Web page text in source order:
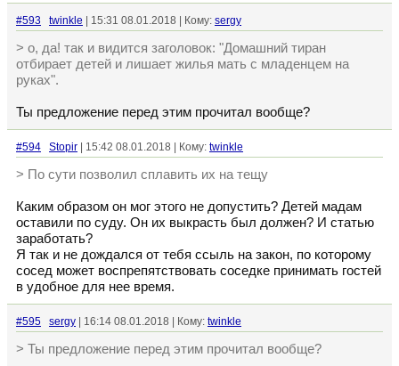
#593 twinkle | 15:31 08.01.2018 | Кому: sergy
> о, да! так и видится заголовок: "Домашний тиран
отбирает детей и лишает жилья мать с младенцем на
руках".
Ты предложение перед этим прочитал вообще?
#594 Stopir | 15:42 08.01.2018 | Кому: twinkle
> По сути позволил сплавить их на тещу
Каким образом он мог этого не допустить? Детей мадам
оставили по суду. Он их выкрасть был должен? И статью
заработать?
Я так и не дождался от тебя ссыль на закон, по которому
сосед может воспрепятствовать соседке принимать гостей
в удобное для нее время.
#595 sergy | 16:14 08.01.2018 | Кому: twinkle
> Ты предложение перед этим прочитал вообще?